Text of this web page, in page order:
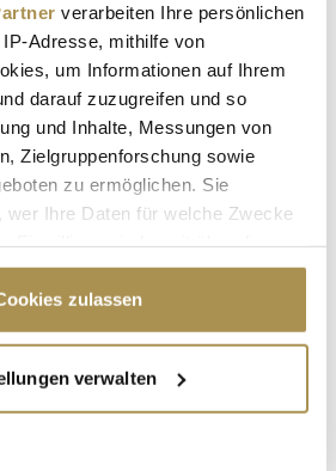
verarbeiten Ihre persönlichen
Adresse, mithilfe von
um Informationen auf Ihrem
darauf zuzugreifen und so
und Inhalte, Messungen von
Zielgruppenforschung sowie
zu ermöglichen. Sie
wer Ihre Daten für welche Zwecke
durch Klicken auf das Privacy
oder widerrufen
über Ihre geografische Lage
bis auf einige Meter genau sein
zulassen
verwalten